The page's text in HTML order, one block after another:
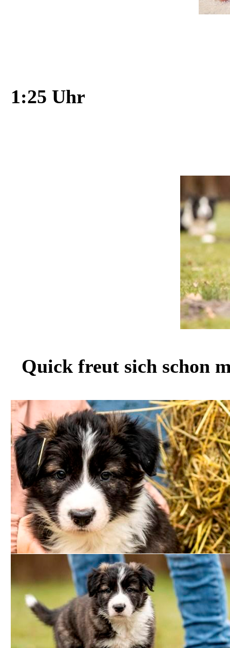
1:25 Uhr
Quick freut sich schon